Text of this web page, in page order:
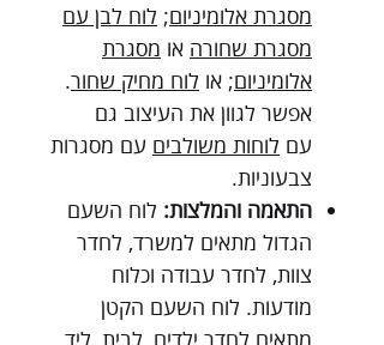
מסגרת אלומיניום; לוח לבן עם
מסגרת שחורה או מסגרת
אלומיניום; או לוח מחיק שחור.
אפשר לגוון את העיצוב גם
עם לוחות משולבים עם מסגרות
צבעוניות.
התאמה והמלצות: לוח השעם
הגדול מתאים למשרד, לחדר
צוות, לחדר עבודה וכלוח
מודעות. לוח השעם הקטן
מתאים לחדר ילדים, לבית, ליד